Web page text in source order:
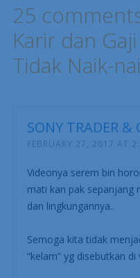
25
Karir dan
Tidak Naik-
SONY TRADER &
FEBRUARY 27, 2017 AT
Videonya serem bin
mati kan pak sepanjang
dan lingkungannya..
Semoga kita tidak
“kelam” yg disebutkan di